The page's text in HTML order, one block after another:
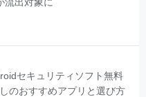
セキュリティソフト無料
のおすすめアプリと選び方